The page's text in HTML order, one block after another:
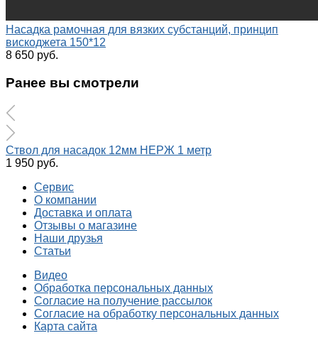
Насадка рамочная для вязких субстанций, принцип
вискоджета 150*12
8 650 руб.
Ранее вы смотрели
Ствол для насадок 12мм НЕРЖ 1 метр
1 950 руб.
Сервис
О компании
Доставка и оплата
Отзывы о магазине
Наши друзья
Статьи
Видео
Обработка персональных данных
Согласие на получение рассылок
Согласие на обработку персональных данных
Карта сайта